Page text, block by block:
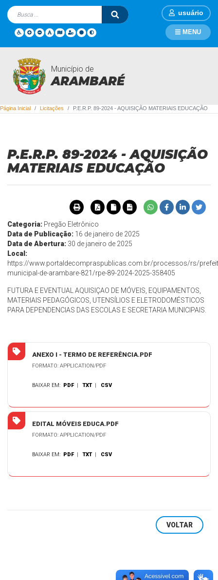
usuário
Município de
ARAMBARÉ
MENU
Licitações
Página Inicial Licitações P.E.R.P. 89-2024 - AQUISIÇÃO MATERIAIS EDUCAÇÃO
P.E.R.P. 89-2024 - AQUISIÇÃO
MATERIAIS EDUCAÇÃO
Categoria: Pregão Eletrônico
Data de Publicação: 16 de janeiro de 2025
Data de Abertura: 30 de janeiro de 2025
Local:
https://www.portaldecompraspublicas.com.br/processos/rs/
municipal-de-arambare-821/rpe-89-2024-2025-358405
FUTURA E EVENTUAL AQUISIÇAO DE MÓVEIS, EQUIPAMENTOS,
MATERIAIS PEDAGÓGICOS, UTENSÍLIOS E ELETRODOMÉSTICOS
PARA DEPENDENCIAS DAS ESCOLAS E SECRETARIA MUNICIPAIS.
ANEXO I - TERMO DE REFERÊNCIA.PDF
FORMATO: APPLICATION/PDF
BAIXAR EM: PDF |TXT | CSV
EDITAL MÓVEIS EDUCA.PDF
FORMATO: APPLICATION/PDF
BAIXAR EM: PDF |TXT | CSV
VOLTAR